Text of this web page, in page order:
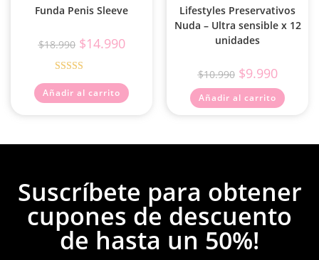
Funda Penis Sleeve
$18.990 $14.990
Valorado
con 4.67de
Añadir al carrito
Lifestyles Preservativos
Nuda – Ultra sensible x 12
unidades
$10.990 $9.990
Añadir al carrito
Suscríbete para obtener
cupones de descuento
de hasta un 50%!